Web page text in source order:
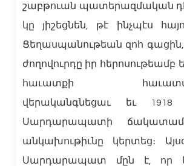
շաբթուան պատերազմական
կը յիշեցնեն, թէ ինչպէս
Ցեղասպանութեան զոհ գացին,
ժողովուրդը իր հերոսութեամբ
հաւատքի
վերականգնեցաւ եւ 1918
Սարդարապատի
անկախութիւնը կերտեց։
Սարդարապատ մըն է, որ